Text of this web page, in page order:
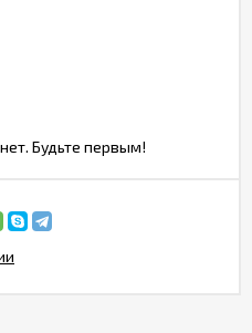
Будьте первым!